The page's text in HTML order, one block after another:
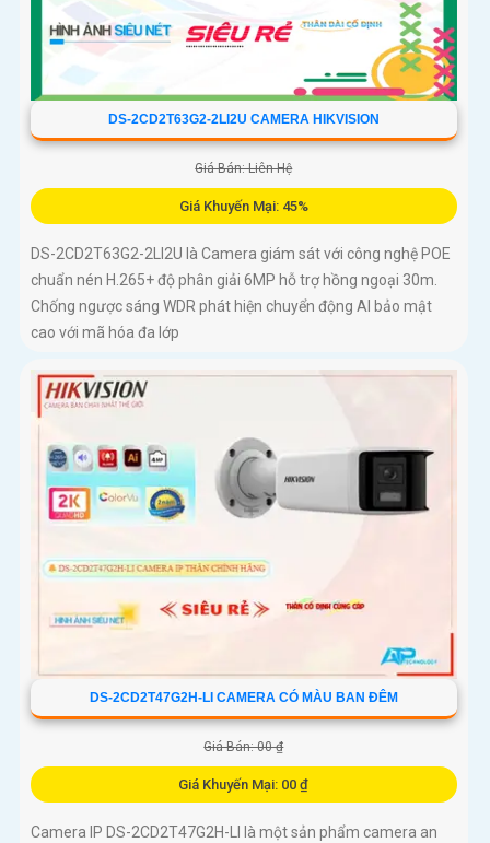
DS-2CD2T63G2-2LI2U CAMERA HIKVISION
Giá Bán: Liên Hệ
Giá Khuyến Mại: 45%
DS-2CD2T63G2-2LI2U là Camera giám sát với công nghệ POE
chuẩn nén H.265+ độ phân giải 6MP hỗ trợ hồng ngoại 30m.
Chống ngược sáng WDR phát hiện chuyển động AI bảo mật
cao với mã hóa đa lớp
DS-2CD2T47G2H-LI CAMERA CÓ MÀU BAN ĐÊM
Giá Bán: 00 ₫
Giá Khuyến Mại: 00 ₫
Camera IP DS-2CD2T47G2H-LI là một sản phẩm camera an